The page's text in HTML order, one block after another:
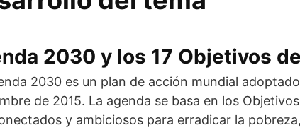
2030 y los 17 Objetivos
2030 es un plan de acción mundial
de 2015. La agenda se basa en los
y ambiciosos para erradicar la